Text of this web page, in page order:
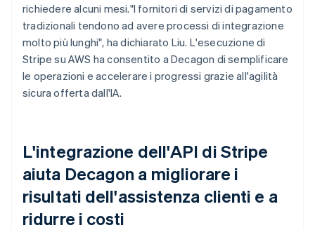
richiedere alcuni mesi."I fornitori di servizi di pagamento
tradizionali tendono ad avere processi di integrazione
molto più lunghi", ha dichiarato Liu. L'esecuzione di
Stripe su AWS ha consentito a Decagon di semplificare
le operazioni e accelerare i progressi grazie all'agilità
sicura offerta dall'IA.
L'integrazione dell'API di Stripe
aiuta Decagon a migliorare i
risultati dell'assistenza clienti e a
ridurre i costi